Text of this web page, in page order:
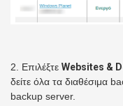
2. Επιλέξτε Websites &
δείτε όλα τα διαθέσιμα
backup server.